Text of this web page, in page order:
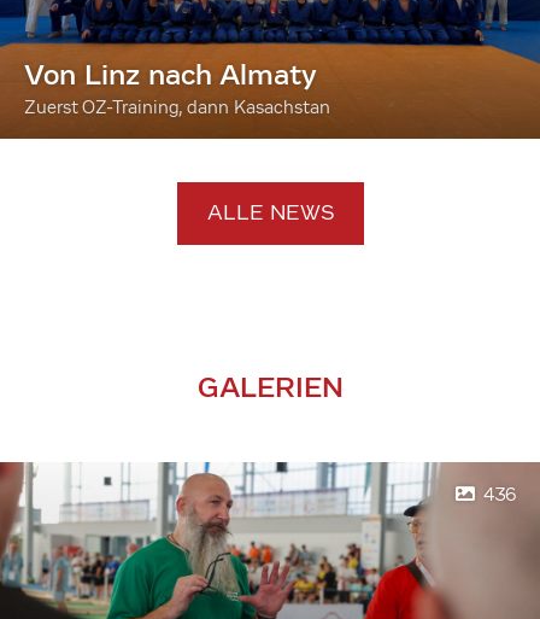
Von Linz nach Almaty
Zuerst OZ-Training, dann Kasachstan
ALLE NEWS
GALERIEN
436